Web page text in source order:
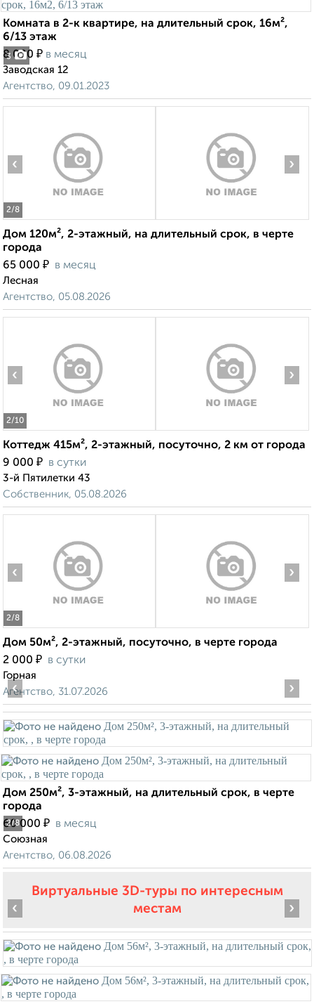
3
Комната в 2-к квартире, на длительный срок, 16м²,
6/13 этаж
8 000 ₽ в месяц
Заводская 12
Агентство, 09.01.2023
2/8
‹ ›
Дом 120м², 2-этажный, на длительный срок, в черте
города
65 000 ₽ в месяц
Лесная
Агентство, 05.08.2026
2/10
‹ ›
Коттедж 415м², 2-этажный, посуточно, 2 км от города
9 000 ₽ в сутки
3-й Пятилетки 43
Собственник, 05.08.2026
2/8
‹ ›
Дом 50м², 2-этажный, посуточно, в черте города
2 000 ₽ в сутки
Горная
Агентство, 31.07.2026
2/8
‹ ›
Дом 250м², 3-этажный, на длительный срок, в черте
города
60 000 ₽ в месяц
Союзная
Агентство, 06.08.2026
Виртуальные 3D-туры по интересным
местам
‹ ›